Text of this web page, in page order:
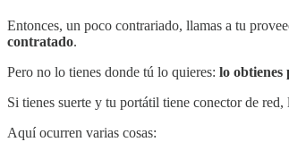
Entonces, un poco contrariado, llamas a tu
contratado.
Pero no lo tienes donde tú lo quieres: lo obtienes
Si tienes suerte y tu portátil tiene conector de
Aquí ocurren varias cosas: